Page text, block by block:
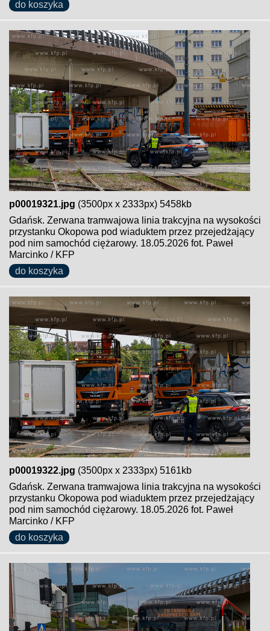
do koszyka
p00019321.jpg (3500px x 2333px) 5458kb
Gdańsk. Zerwana tramwajowa linia trakcyjna na wysokości
przystanku Okopowa pod wiaduktem przez przejedżający
pod nim samochód ciężarowy. 18.05.2026 fot. Paweł
Marcinko / KFP
do koszyka
p00019322.jpg (3500px x 2333px) 5161kb
Gdańsk. Zerwana tramwajowa linia trakcyjna na wysokości
przystanku Okopowa pod wiaduktem przez przejedżający
pod nim samochód ciężarowy. 18.05.2026 fot. Paweł
Marcinko / KFP
do koszyka